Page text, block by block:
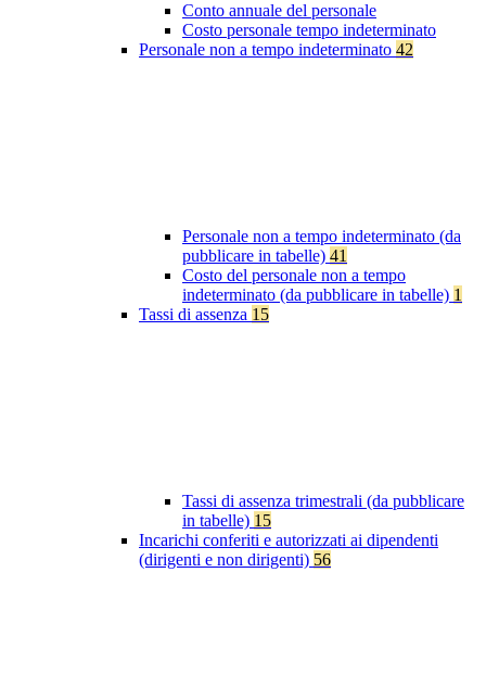
Conto annuale del personale
Costo personale tempo indeterminato
Personale non a tempo indeterminato 42
Personale non a tempo indeterminato (da
pubblicare in tabelle) 41
Costo del personale non a tempo
indeterminato (da pubblicare in tabelle) 1
Tassi di assenza 15
Tassi di assenza trimestrali (da pubblicare
in tabelle) 15
Incarichi conferiti e autorizzati ai dipendenti
(dirigenti e non dirigenti) 56